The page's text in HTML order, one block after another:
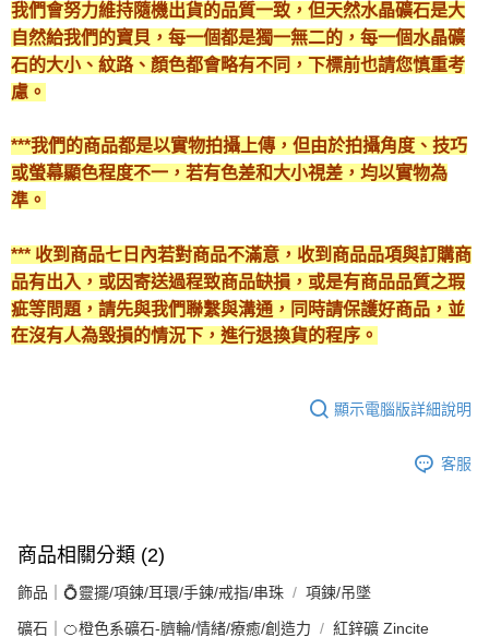
我們會努力維持隨機出貨的品質一致，但天然水晶礦石是大
自然給我們的寶貝，每一個都是獨一無二的，每一個水晶礦
石的大小、紋路、顏色都會略有不同，下標前也請您慎重考
慮。
***我們的商品都是以實物拍攝上傳，但由於拍攝角度、技巧
或螢幕顯色程度不一，若有色差和大小視差，均以實物為
準。
*** 收到商品七日內若對商品不滿意，收到商品品項與訂購商
品有出入，或因寄送過程致商品缺損，或是有商品品質之瑕
疵等問題，請先與我們聯繫與溝通，同時請保護好商品，並
在沒有人為毀損的情況下，進行退換貨的程序。
顯示電腦版詳細說明
客服
商品相關分類 (2)
飾品｜💍靈擺/項鍊/耳環/手鍊/戒指/串珠 項鍊/吊墜
礦石｜🍊橙色系礦石-臍輪/情緒/療癒/創造力 紅鋅礦 Zincite